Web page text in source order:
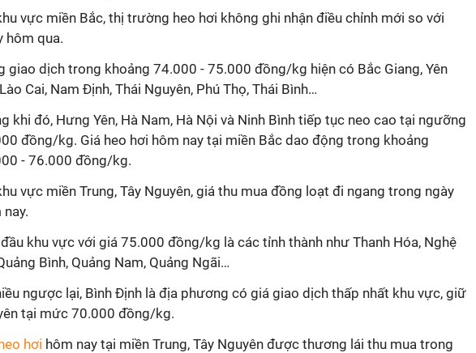
vực miền Bắc, thị trường heo hơi không ghi nhận điều chỉnh mới so với
hôm qua.
giao dịch trong khoảng 74.000 - 75.000 đồng/kg hiện có Bắc Giang, Yên
Cai, Nam Định, Thái Nguyên, Phú Thọ, Thái Bình…
khi đó, Hưng Yên, Hà Nam, Hà Nội và Ninh Bình tiếp tục neo cao tại ngưỡng
đồng/kg. Giá heo hơi hôm nay tại miền Bắc dao động trong khoảng
- 76.000 đồng/kg.
vực miền Trung, Tây Nguyên, giá thu mua đồng loạt đi ngang trong ngày
nay.
đầu khu vực với giá 75.000 đồng/kg là các tỉnh thành như Thanh Hóa, Nghệ
Bình, Quảng Nam, Quảng Ngãi…
ngược lại, Bình Định là địa phương có giá giao dịch thấp nhất khu vực, giữ
tại mức 70.000 đồng/kg.
hơi hôm nay tại miền Trung, Tây Nguyên được thương lái thu mua trong